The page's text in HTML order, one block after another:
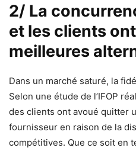
2/ La
et les clients
meilleures
Dans un marché saturé, la
Selon une étude de l’IFOP
des clients ont avoué quitter
fournisseur en raison de la
compétitives. Que ce soit en